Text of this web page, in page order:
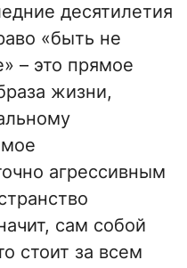
десятилетия
«быть не
– это прямое
жизни,
агрессивным
сам собой
стоит за всем